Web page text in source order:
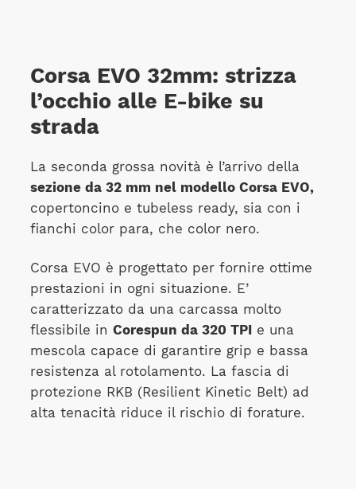
Corsa EVO 32mm: strizza
l’occhio alle E-bike su
strada
La seconda grossa novità è l’arrivo della
sezione da 32 mm nel modello Corsa EVO,
copertoncino e tubeless ready, sia con i
fianchi color para, che color nero.
Corsa EVO è progettato per fornire ottime
prestazioni in ogni situazione. E’
caratterizzato da una carcassa molto
flessibile in Corespun da 320 TPIe una
mescola capace di garantire grip e bassa
resistenza al rotolamento. La fascia di
protezione RKB (Resilient Kinetic Belt) ad
alta tenacità riduce il rischio di forature.